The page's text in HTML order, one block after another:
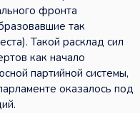
фронта
так
Такой расклад сил
как начало
партийной системы,
оказалось под